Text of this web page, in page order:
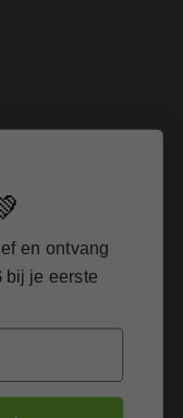
in je
en ontvang
bij je eerste